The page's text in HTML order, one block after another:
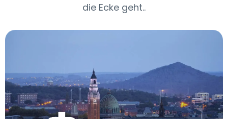
die Ecke geht..